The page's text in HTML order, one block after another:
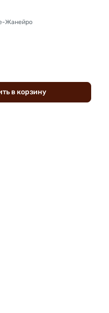
Жанейро
вкорзину